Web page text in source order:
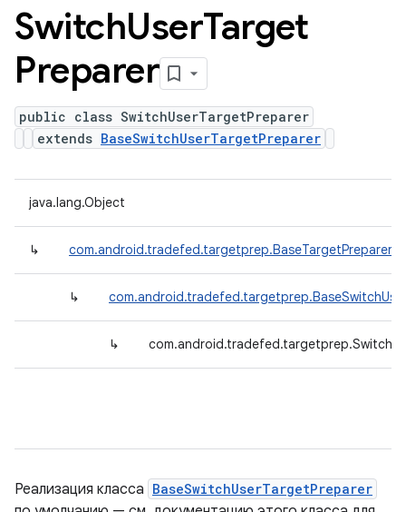
SwitchUserTarget
Preparer
public class SwitchUserTargetPreparer
extends BaseSwitchUserTargetPreparer
java.lang.Object
↳ com.android.tradefed.targetprep.BaseTargetPreparer
↳
↳
Реализация класса BaseSwitchUserTargetPreparer